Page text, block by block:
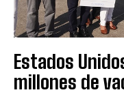
Estados
millones de